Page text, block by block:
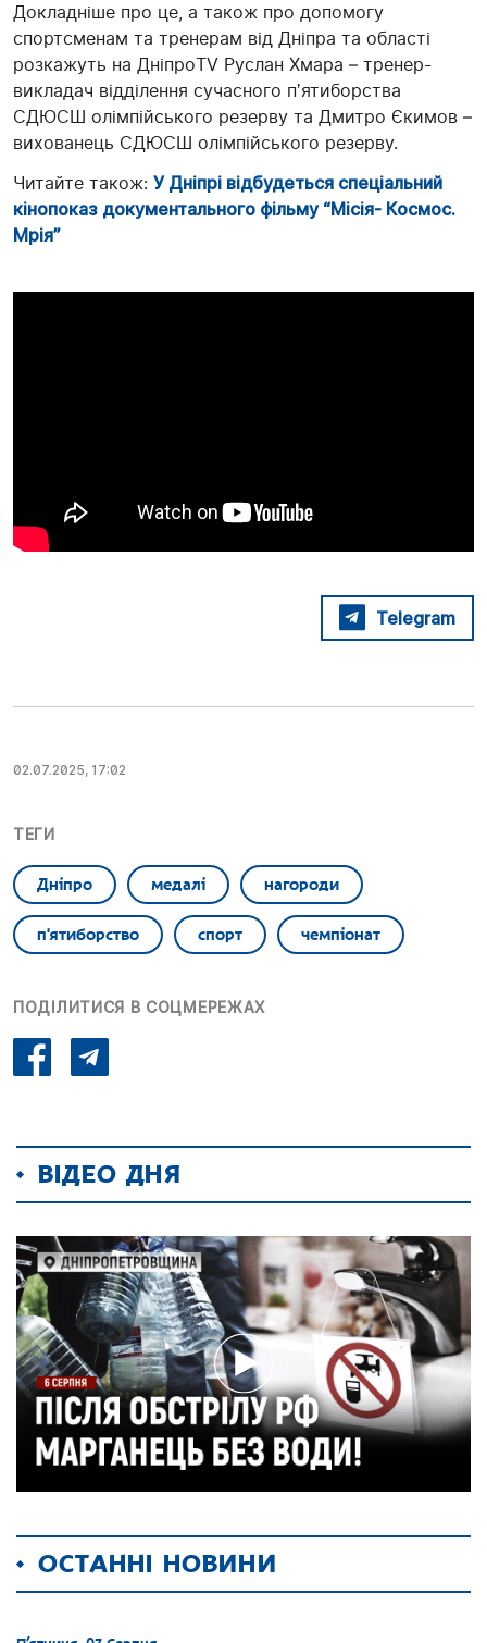
Докладніше про це, а також про допомогу
спортсменам та тренерам від Дніпра та області
розкажуть на ДніпроTV Руслан Хмара – тренер-
викладач відділення сучасного пʼятиборства
СДЮСШ олімпійського резерву та Дмитро Єкимов –
вихованець СДЮСШ олімпійського резерву.
Читайте також: У Дніпрі відбудеться спеціальний
кінопоказ документального фільму “Місія- Космос.
Мрія”
Telegram
02.07.2025, 17:02
ТЕГИ
Дніпро медалі нагороди
п'ятиборство спорт чемпіонат
ПОДІЛИТИСЯ В СОЦМЕРЕЖАХ
ВІДЕО ДНЯ
ОСТАННІ НОВИНИ